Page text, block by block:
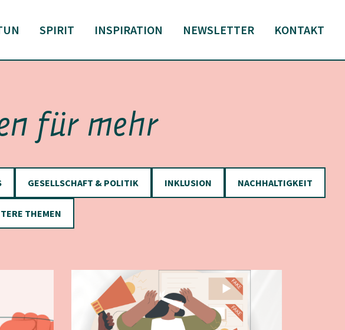
SPIRIT INSPIRATION NEWSLETTER KONTAKT
für mehr
GESELLSCHAFT & POLITIK INKLUSION NACHHALTIGKEIT
THEMEN